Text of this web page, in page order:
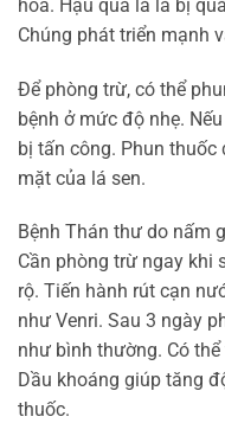
hoa. Hậu quả là lá bị
Chúng phát triển mạnh
Để phòng trừ, có thể
bệnh ở mức độ nhẹ.
bị tấn công. Phun thuốc
mặt của lá sen.
Bệnh Thán thư do nấm
Cần phòng trừ ngay khi
rộ. Tiến hành rút cạn
như Venri. Sau 3 ngày
như bình thường. Có
Dầu khoáng giúp tăng
thuốc.